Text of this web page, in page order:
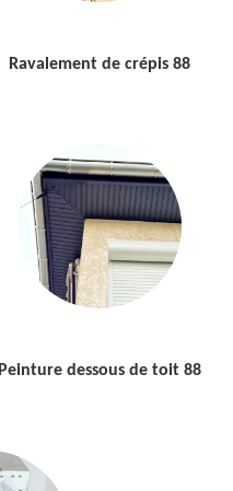
Ravalement de crépis 88
Peinture dessous de toit 88